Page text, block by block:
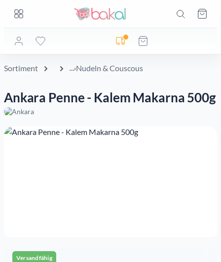
Zum Hauptinhalt springen
Lieferadresse noch nicht geprüft
Sortiment Nudeln & Couscous
Ankara Penne - Kalem Makarna 500g
Bildergalerie überspringen
Versandfähig